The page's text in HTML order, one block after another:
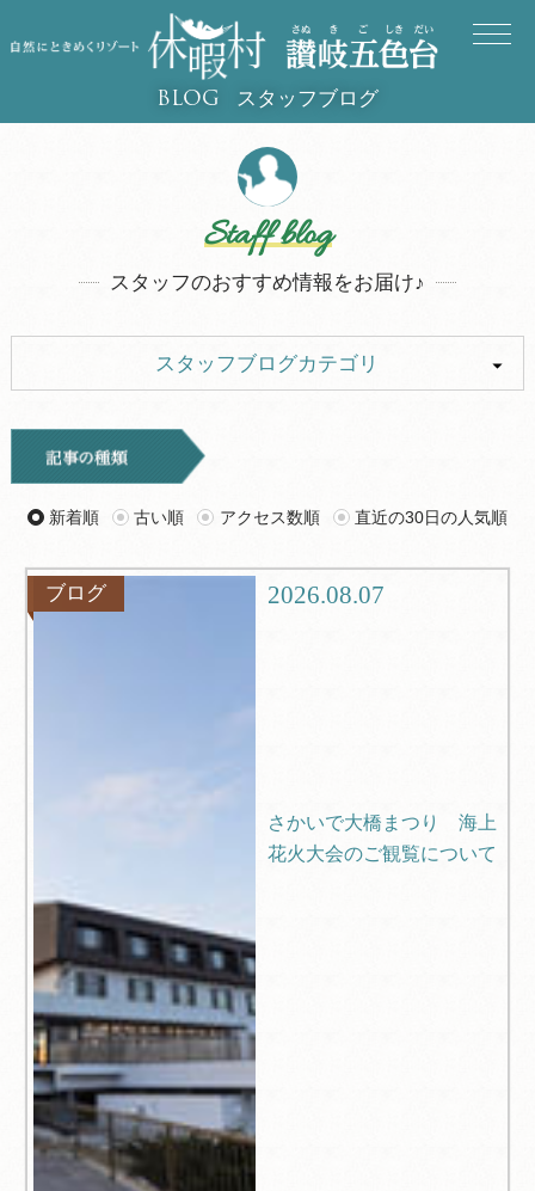
BLOG スタッフブログ
Staff blog
スタッフのおすすめ情報をお届け♪
スタッフブログカテゴリ
キャンプ
旅行記 ツアー
グルメ
新着順 古い順 アクセス数順 直近の30日の人気順
ブログ 2026.08.07
さかいで大橋まつり 海上
花火大会のご観覧について